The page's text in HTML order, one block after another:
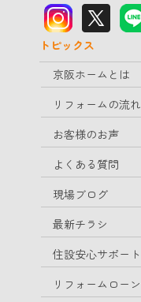
トピックス
京阪ホームとは
リフォームの流れ
お客様のお声
よくある質問
現場ブログ
最新チラシ
住設安心サポート
リフォームローン